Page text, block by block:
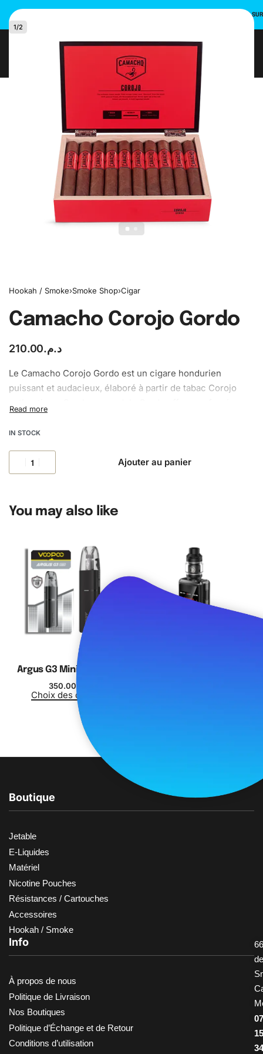
INSCRIVEZ-VOUS ET UTILISEZ LE CODE PROMO POUR UNE REMISE DE 10 %
1/2
Hookah / Smoke›Smoke Shop›Cigar
Camacho Corojo Gordo
د.م.210.00
Le Camacho Corojo Gordo est un cigare hondurien
puissant et audacieux, élaboré à partir de tabac Corojo
intenses de poivre noir, cuir et épices. Un choix idéal pour
profondeur.
IN STOCK
Ajouter au panier
You may also like
Argus G3 Mini – Voopoo
د.م.350.00
Choix des options
Boutique
Jetable
E-Liquides
Matériel
Nicotine Pouches
Résistances / Cartouches
Accessoires
Hookah / Smoke
Info
À propos de nous
Politique de Livraison
Nos Boutiques
Politique d’Échange et de Retour
Conditions d’utilisation
de
07
15
34